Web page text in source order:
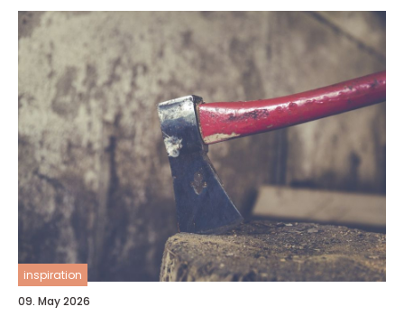
inspiration
09. May 2026